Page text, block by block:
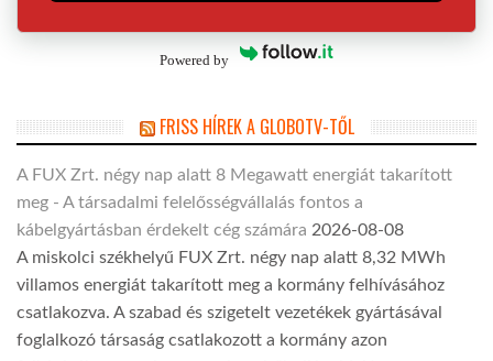
Powered by
FRISS HÍREK A GLOBOTV-TŐL
A FUX Zrt. négy nap alatt 8 Megawatt energiát takarított
meg - A társadalmi felelősségvállalás fontos a
kábelgyártásban érdekelt cég számára 2026-08-08
A miskolci székhelyű FUX Zrt. négy nap alatt 8,32 MWh
villamos energiát takarított meg a kormány felhívásához
csatlakozva. A szabad és szigetelt vezetékek gyártásával
foglalkozó társaság csatlakozott a kormány azon